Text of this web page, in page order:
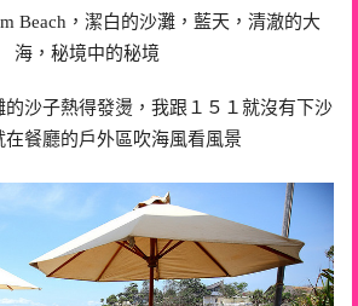
Beach ，潔白的沙灘，藍天，清澈的大
海，秘境中的秘境
沙子熱得發燙，我跟１５１就沒有下沙
在餐廳的戶外區吹海風看風景